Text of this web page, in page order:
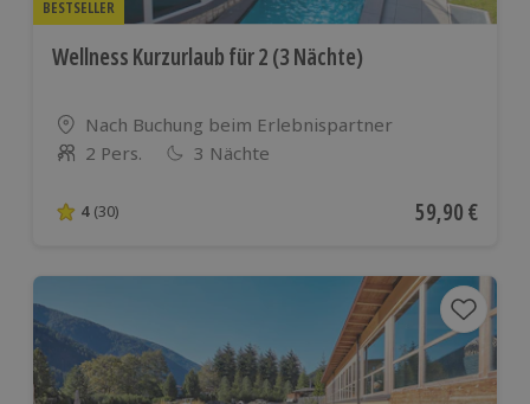
BESTSELLER
Wellness Kurzurlaub für 2 (3 Nächte)
Standort
Nach Buchung beim Erlebnispartner
Anzahl der Teilnehmer
2 Pers. 3 Nächte
4 von 5 Sternen basierend auf 30 Bewertungen
4 (30) Aktueller
59,90 €